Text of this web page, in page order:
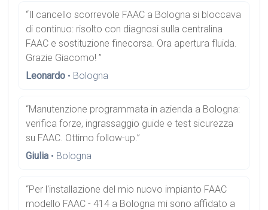
“Il cancello scorrevole FAAC a Bologna si bloccava
di continuo: risolto con diagnosi sulla centralina
FAAC e sostituzione finecorsa. Ora apertura fluida.
Grazie Giacomo! ”
Leonardo • Bologna
“Manutenzione programmata in azienda a Bologna:
verifica forze, ingrassaggio guide e test sicurezza
su FAAC. Ottimo follow-up.”
Giulia • Bologna
“Per l'installazione del mio nuovo impianto FAAC
modello FAAC - 414 a Bologna mi sono affidato a